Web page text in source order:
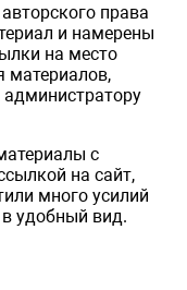
права
и намерены
на место
материалов,
администратору
с
на сайт,
много усилий
удобный вид.